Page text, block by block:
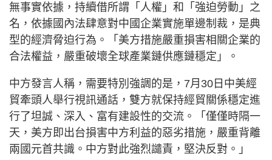
無事實依據，持續借所謂「人權」和「強迫勞動」之
名，依據國內法肆意對中國企業實施單邊制裁，是典
型的經濟脅迫行為。「美方措施嚴重損害相關企業的
合法權益，嚴重破壞全球產業鏈供應鏈穩定」。
中方發言人稱，需要特別強調的是，7月30日中美經
貿牽頭人舉行視訊通話，雙方就保持經貿關係穩定進
行了坦誠、深入、富有建設性的交流。「僅僅時隔一
天，美方即出台損害中方利益的惡劣措施，嚴重背離
兩國元首共識。中方對此強烈譴責，堅決反對。」